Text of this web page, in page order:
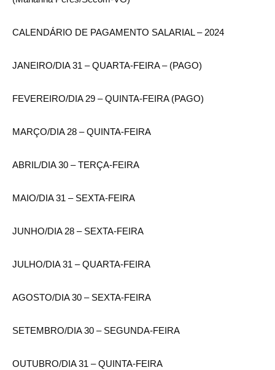
CALENDÁRIO DE PAGAMENTO SALARIAL – 2024
JANEIRO/DIA 31 – QUARTA-FEIRA – (PAGO)
FEVEREIRO/DIA 29 – QUINTA-FEIRA (PAGO)
MARÇO/DIA 28 – QUINTA-FEIRA
ABRIL/DIA 30 – TERÇA-FEIRA
MAIO/DIA 31 – SEXTA-FEIRA
JUNHO/DIA 28 – SEXTA-FEIRA
JULHO/DIA 31 – QUARTA-FEIRA
AGOSTO/DIA 30 – SEXTA-FEIRA
SETEMBRO/DIA 30 – SEGUNDA-FEIRA
OUTUBRO/DIA 31 – QUINTA-FEIRA